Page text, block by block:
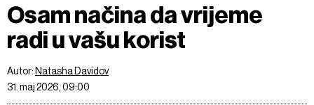
Osam načina da vrijeme
radi u vašu korist
Autor: Natasha Davidov
31. maj 2026, 09:00